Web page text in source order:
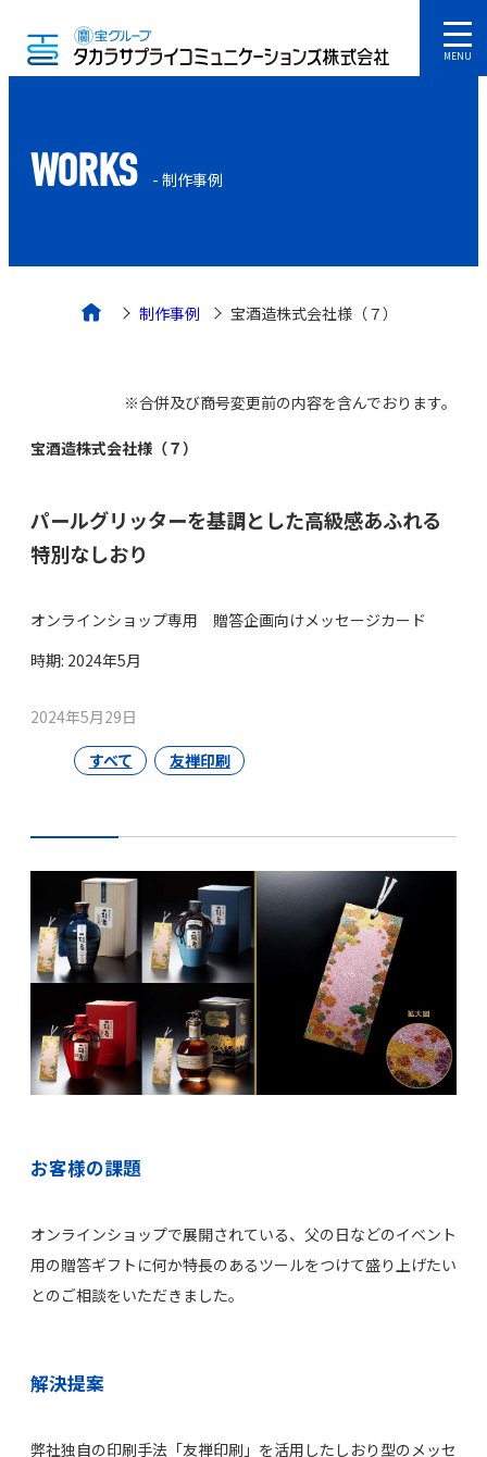
MENU
WORKS - 制作事例
制作事例 宝酒造株式会社様（７）
※合併及び商号変更前の内容を含んでおります。
宝酒造株式会社様（７）
パールグリッターを基調とした高級感あふれる
特別なしおり
オンラインショップ専用 贈答企画向けメッセージカード
時期: 2024年5月
2024年5月29日
すべて 友禅印刷
お客様の課題
オンラインショップで展開されている、父の日などのイベント
用の贈答ギフトに何か特長のあるツールをつけて盛り上げたい
とのご相談をいただきました。
解決提案
弊社独自の印刷手法「友禅印刷」を活用したしおり型のメッセ